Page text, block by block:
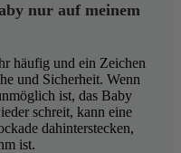
nur auf meinem
häufig und ein Zeichen
und Sicherheit. Wenn
ist, das Baby
schreit, kann eine
dahinterstecken,
ist.